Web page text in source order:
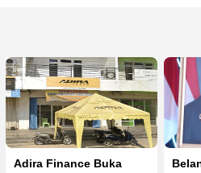
Adira Finance Buka